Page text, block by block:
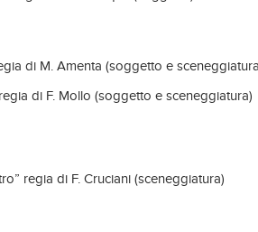
di M. Amenta (soggetto e
di F. Mollo (soggetto e sceneggiatura)
regia di F. Cruciani (sceneggiatura)